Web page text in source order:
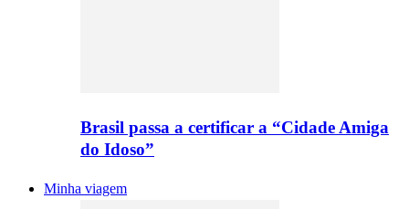
Brasil passa a certificar a “Cidade Amiga
do Idoso”
Minha viagem